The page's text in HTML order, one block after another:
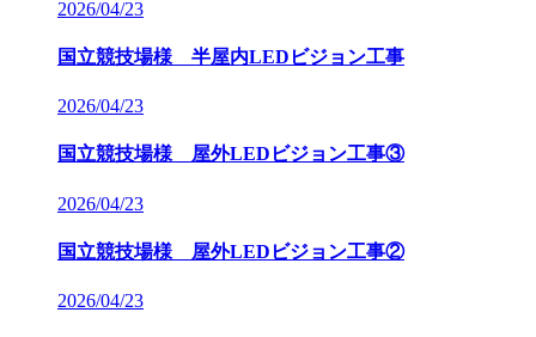
2026/04/23
国立競技場様 半屋内LEDビジョン工事
2026/04/23
国立競技場様 屋外LEDビジョン工事③
2026/04/23
国立競技場様 屋外LEDビジョン工事②
2026/04/23